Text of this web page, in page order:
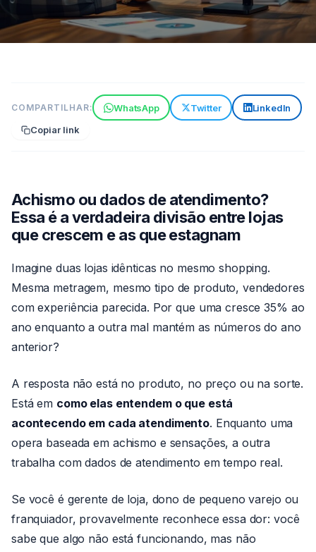
Dados de atendimento em
tempo real vs achismo: veja a
Por
Claude
COMPARTILHAR: WhatsApp Twitter
LinkedIn
Copiar link
Achismo ou dados de atendimento?
Essa é a verdadeira divisão entre lojas
que crescem e as que estagnam
Imagine duas lojas idênticas no mesmo shopping.
Mesma metragem, mesmo tipo de produto, vendedores
com experiência parecida. Por que uma cresce 35% ao
ano enquanto a outra mal mantém as números do ano
anterior?
A resposta não está no produto, no preço ou na sorte.
Está em como elas entendem o que está
acontecendo em cada atendimento. Enquanto uma
opera baseada em achismo e sensações, a outra
trabalha com dados de atendimento em tempo real.
Se você é gerente de loja, dono de pequeno varejo ou
franquiador, provavelmente reconhece essa dor: você
sabe que algo não está funcionando, mas não